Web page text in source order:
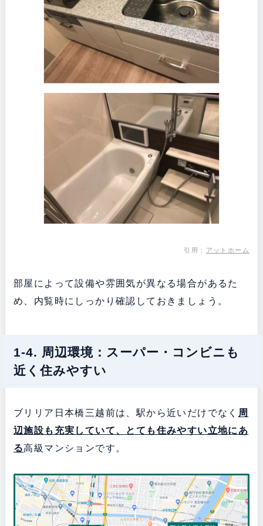
引用： アットホーム
部屋によって設備や雰囲気が異なる場合があるた
め、内覧時にしっかり確認しておきましょう。
1-4. 周辺環境：スーパー・コンビニも
近く住みやすい
ブリリア日本橋三越前は、駅から近いだけでなく 周
辺施設も充実していて、とても住みやすい立地にあ
る高級マンションです。